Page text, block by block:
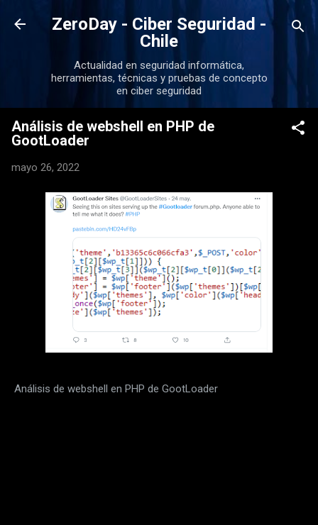
Ir al contenido principal
ZeroDay - Ciber Seguridad -
Chile
Actualidad en seguridad informática,
herramientas, técnicas y pruebas de concepto
en ciber seguridad
Análisis de webshell en PHP de
GootLoader
mayo 26, 2022
Análisis de webshell en PHP de GootLoader